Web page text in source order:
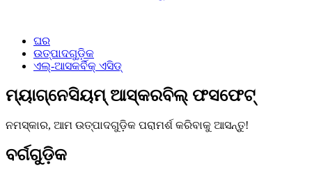
ଘର
ଉତ୍ପାଦଗୁଡ଼ିକ
ଏଲ୍-ଆସକର୍ବିକ୍ ଏସିଡ୍
ମ୍ୟାଗ୍ନେସିୟମ୍ ଆସ୍କରବିଲ୍ ଫସଫେଟ୍
ନମସ୍କାର, ଆମ ଉତ୍ପାଦଗୁଡ଼ିକ ପରାମର୍ଶ କରିବାକୁ ଆସନ୍ତୁ!
ବର୍ଗଗୁଡ଼ିକ